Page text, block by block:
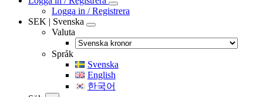
Logga in / Registrera
SEK | Svenska
Valuta
Språk
Svenska
English
한국어